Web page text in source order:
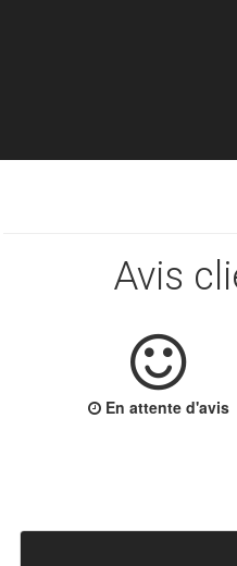
Avis
En attente d'avis